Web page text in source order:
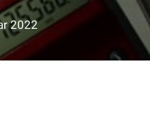
2022